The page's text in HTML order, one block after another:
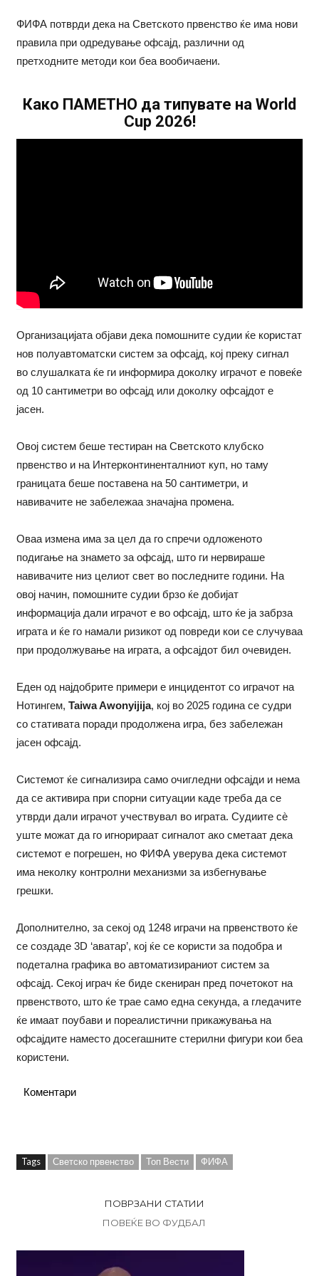
ФИФА потврди дека на Светското првенство ќе има нови
правила при одредување офсајд, различни од
претходните методи кои беа вообичаени.
Како ПАМЕТНО да типувате на World
Cup 2026!
Организацијата објави дека помошните судии ќе користат
нов полуавтоматски систем за офсајд, кој преку сигнал
во слушалката ќе ги информира доколку играчот е повеќе
од 10 сантиметри во офсајд или доколку офсајдот е
јасен.
Овој систем беше тестиран на Светското клубско
првенство и на Интерконтиненталниот куп, но таму
границата беше поставена на 50 сантиметри, и
навивачите не забележаа значајна промена.
Оваа измена има за цел да го спречи одложеното
подигање на знамето за офсајд, што ги нервираше
навивачите низ целиот свет во последните години. На
овој начин, помошните судии брзо ќе добијат
информација дали играчот е во офсајд, што ќе ја забрза
играта и ќе го намали ризикот од повреди кои се случуваа
при продолжување на играта, а офсајдот бил очевиден.
Еден од најдобрите примери е инцидентот со играчот на
Нотингем, Taiwa Awonyijija, кој во 2025 година се судри
со стативата поради продолжена игра, без забележан
јасен офсајд.
Системот ќе сигнализира само очигледни офсајди и нема
да се активира при спорни ситуации каде треба да се
утврди дали играчот учествувал во играта. Судиите сè
уште можат да го игнорираат сигналот ако сметаат дека
системот е погрешен, но ФИФА уверува дека системот
има неколку контролни механизми за избегнување
грешки.
Дополнително, за секој од 1248 играчи на првенството ќе
се создаде 3D ‘аватар’, кој ќе се користи за подобра и
подетална графика во автоматизираниот систем за
офсајд. Секој играч ќе биде скениран пред почетокот на
првенството, што ќе трае само една секунда, а гледачите
ќе имаат поубави и пореалистични прикажувања на
офсајдите наместо досегашните стерилни фигури кои беа
користени.
Коментари
Tags Светско првенство Топ Вести ФИФА
ПОВРЗАНИ СТАТИИ
ПОВЕЌЕ ВО ФУДБАЛ